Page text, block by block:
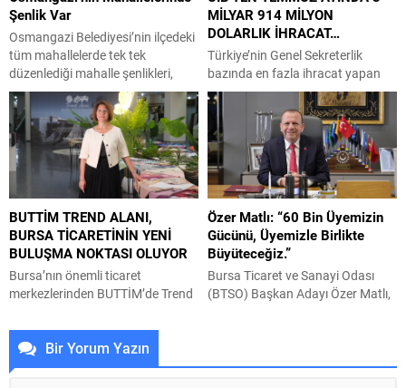
tesislerimizde düzenlenen törenle
kendisini takımımıza bağlayan
sözleşmeye...
kırtasiye desteği sağlayacak.
Öğrencilere...
Şenlik Var
Osmangazi Belediyesi’nin ilçedeki
tüm mahallelerde tek tek
düzenlediği mahalle şenlikleri,
Osmangazililere eğlence dolu
anlar yaşatmaya devam ediyor.
Osmangazi ilçesinde yaşayan
vatandaşların yaz akşamlarını
eğlenceli, neşeli ve keyifli
geçirmesi amacıyla düzenlenen
“Osmangazi’de Yaz Mahalle
Şenlikleri” tüm coşkusuyla
sürüyor. Düzenlendiği her
mahallede yoğun ilgi gören
şenliklerin bu kez adresi
Sırameşeler Mahallesi oldu....
MİLYAR 914 MİLYON
DOLARLIK İHRACAT…
Türkiye’nin Genel Sekreterlik
bazında en fazla ihracat yapan
ikinci birliği olan Uludağ İhracatçı
Birlikleri’nin (UİB) 2026 yılı
Temmuz ayı ihracatı, 3 milyar 914
milyon 606 bin dolar olarak
gerçekleşti. Rakamları
değerlendiren UİB Koordinatör
Başkanı Kemal Yazıcı, “2026 yılına
artan korumacılık ve jeopolitik
risklerle beraber girdik. Şubat
ayının sonunda Körfez’de
başlayan...
BUTTİM TREND ALANI,
BURSA TİCARETİNİN YENİ
BULUŞMA NOKTASI OLUYOR
Bursa’nın önemli ticaret
merkezlerinden BUTTİM’de Trend
alanı ziyaretçilerin beğenisine
sunuldu. Projenin
tamamlanmasıyla birlikte tüm
Özer Matlı: “60 Bin Üyemizin
Gücünü, Üyemizle Birlikte
Büyüteceğiz.”
Bursa Ticaret ve Sanayi Odası
(BTSO) Başkan Adayı Özer Matlı,
kendilerinden dinlediklerini
Bir Yorum Yazın